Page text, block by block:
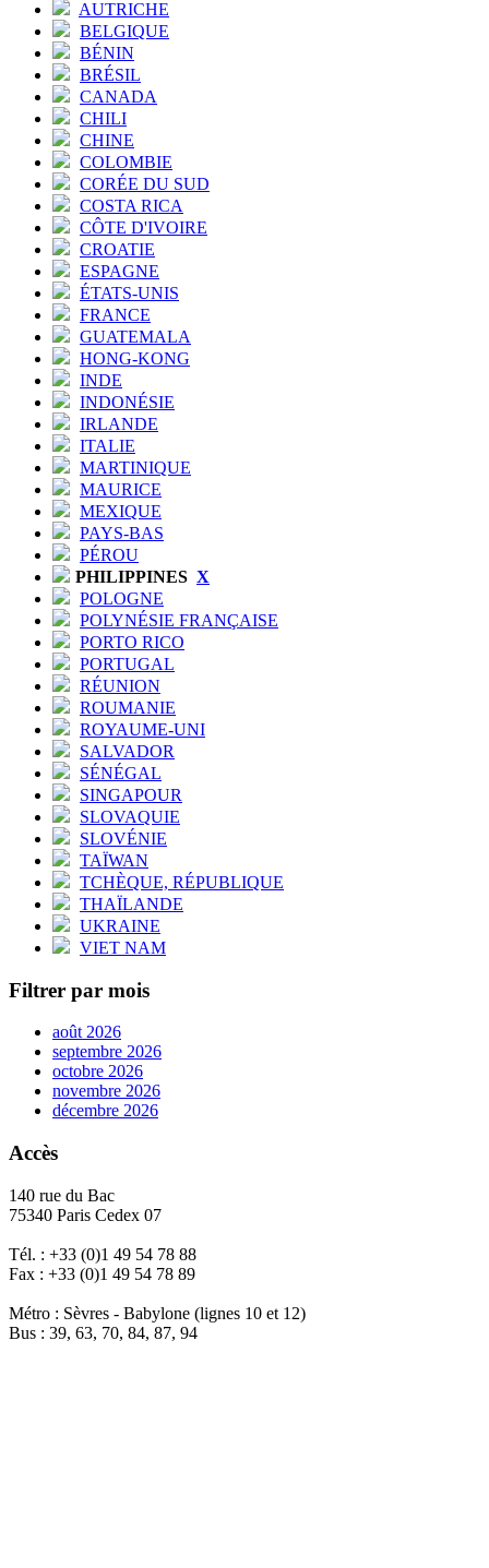
AUTRICHE
BELGIQUE
BÉNIN
BRÉSIL
CANADA
CHILI
CHINE
COLOMBIE
CORÉE DU SUD
COSTA RICA
CÔTE D'IVOIRE
CROATIE
ESPAGNE
ÉTATS-UNIS
FRANCE
GUATEMALA
HONG-KONG
INDE
INDONÉSIE
IRLANDE
ITALIE
MARTINIQUE
MAURICE
MEXIQUE
PAYS-BAS
PÉROU
PHILIPPINES X
POLOGNE
POLYNÉSIE FRANÇAISE
PORTO RICO
PORTUGAL
RÉUNION
ROUMANIE
ROYAUME-UNI
SALVADOR
SÉNÉGAL
SINGAPOUR
SLOVAQUIE
SLOVÉNIE
TAÏWAN
TCHÈQUE, RÉPUBLIQUE
THAÏLANDE
UKRAINE
VIET NAM
Filtrer par mois
août 2026
septembre 2026
octobre 2026
novembre 2026
décembre 2026
Accès
140 rue du Bac
75340 Paris Cedex 07
Tél. : +33 (0)1 49 54 78 88
Fax : +33 (0)1 49 54 78 89
Métro : Sèvres - Babylone (lignes 10 et 12)
Bus : 39, 63, 70, 84, 87, 94